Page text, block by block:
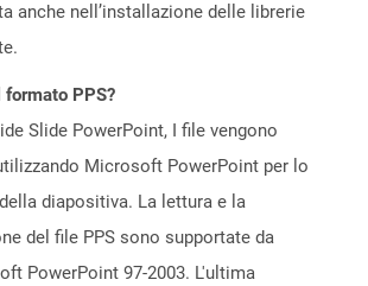
anche nell’installazione delle librerie
formato PPS?
Slide PowerPoint, I file vengono
Microsoft PowerPoint per lo
diapositiva. La lettura e la
del file PPS sono supportate da
PowerPoint 97-2003. L'ultima